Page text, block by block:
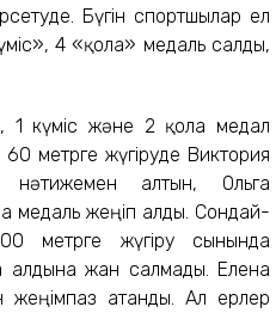
Бүгін спортшылар ел
4 «қола» медаль салды,
1 күміс және 2 қола медал
метрге жүгіруде Виктория
нәтижемен алтын, Ольга
медаль жеңіп алды. Сондай-
метрге жүгіру сынында
алдына жан салмады. Елена
жеңімпаз атанды. Ал ерлер